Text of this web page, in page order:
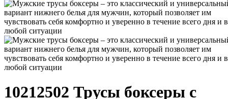
10212502 Трусы боксеры с